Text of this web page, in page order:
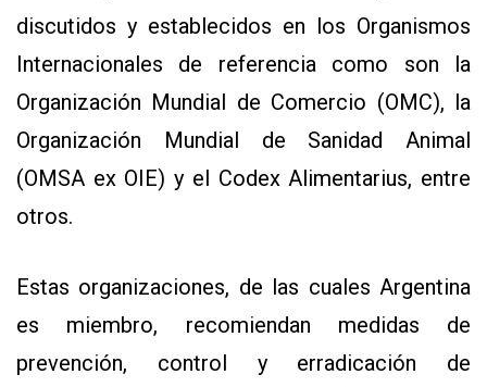
discutidos y establecidos en los Organismos
Internacionales de referencia como son la
Organización Mundial de Comercio (OMC), la
Organización Mundial de Sanidad Animal
(OMSA ex OIE) y el Codex Alimentarius, entre
otros.
Estas organizaciones, de las cuales Argentina
es miembro, recomiendan medidas de
prevención, control y erradicación de